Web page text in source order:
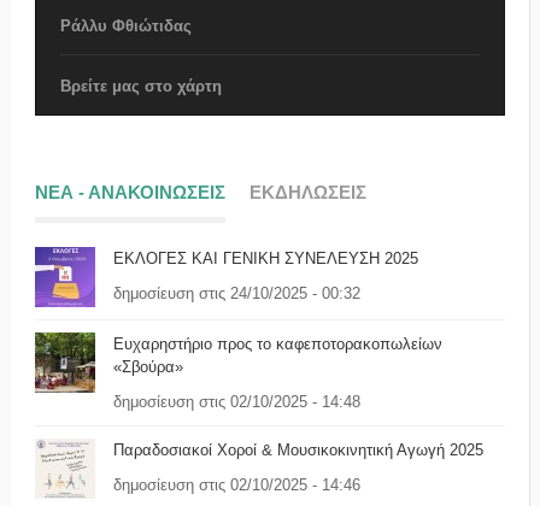
Ράλλυ Φθιώτιδας
Βρείτε μας στο χάρτη
ΝΕΑ - ΑΝΑΚΟΙΝΩΣΕΙΣ ΕΚΔΗΛΩΣΕΙΣ
ΕΚΛΟΓΕΣ ΚΑΙ ΓΕΝΙΚΗ ΣΥΝΕΛΕΥΣΗ 2025
δημοσίευση στις 24/10/2025 - 00:32
Ευχαρηστήριο προς το καφεποτορακοπωλείων
«Σβούρα»
δημοσίευση στις 02/10/2025 - 14:48
Παραδοσιακοί Χοροί & Μουσικοκινητική Αγωγή 2025
δημοσίευση στις 02/10/2025 - 14:46